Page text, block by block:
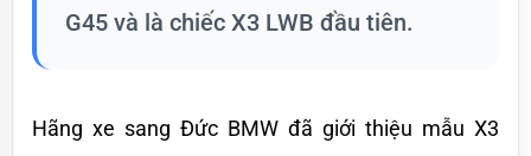
G45 và là chiếc X3 LWB đầu tiên.
Hãng xe sang Đức BMW đã giới thiệu mẫu X3